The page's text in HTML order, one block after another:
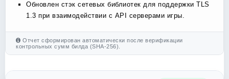
Обновлен стэк сетевых библиотек для поддержки TLS
1.3 при взаимодействии с API серверами игры.
Отчет сформирован автоматически после верификации
контрольных сумм билда (SHA-256).